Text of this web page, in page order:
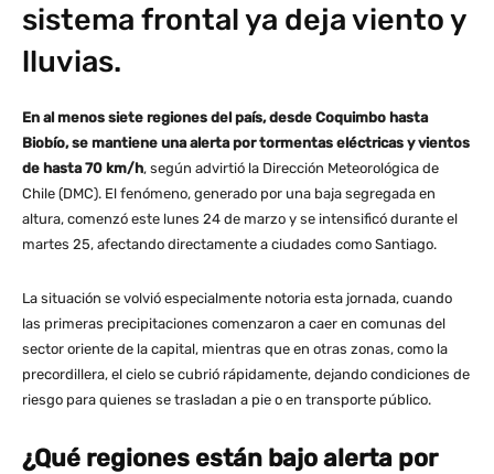
sistema frontal ya deja viento y
lluvias.
En al menos siete regiones del país, desde Coquimbo hasta
Biobío, se mantiene una alerta por tormentas eléctricas y vientos
de hasta 70 km/h, según advirtió la Dirección Meteorológica de
Chile (DMC). El fenómeno, generado por una baja segregada en
altura, comenzó este lunes 24 de marzo y se intensificó durante el
martes 25, afectando directamente a ciudades como Santiago.
La situación se volvió especialmente notoria esta jornada, cuando
las primeras precipitaciones comenzaron a caer en comunas del
sector oriente de la capital, mientras que en otras zonas, como la
precordillera, el cielo se cubrió rápidamente, dejando condiciones de
riesgo para quienes se trasladan a pie o en transporte público.
¿Qué regiones están bajo alerta por